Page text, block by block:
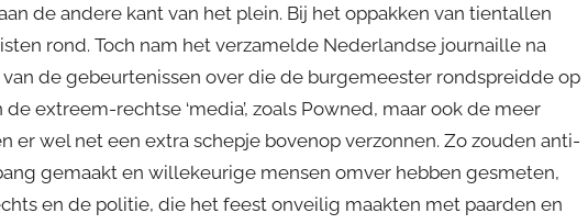
de andere kant van het plein. Bij het oppakken van tientallen
rond. Toch nam het verzamelde Nederlandse journaille na
de gebeurtenissen over die de burgemeester rondspreidde op
extreem-rechtse ‘media’, zoals Powned, maar ook de meer
er wel net een extra schepje bovenop verzonnen. Zo zouden anti-
gemaakt en willekeurige mensen omver hebben gesmeten,
en de politie, die het feest onveilig maakten met paarden en